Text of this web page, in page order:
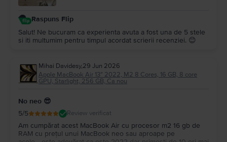
Raspuns Flip
Salut! Ne bucuram ca experienta avuta a fost una de 5 stele
si iti multumim pentru timpul acordat scrierii recenziei. 😊
Mihai Davidesy,29 Jun 2026
Apple MacBook Air 13″ 2022, M2 8 Cores, 16 GB, 8 core
GPU, Starlight, 256 GB, Ca nou
No neo 😎
5/5 Review verificat
Am cumpărat acest MacBook Air cu procesor m2 16 gb de
RAM cu prețul unui MacBook neo sau aproape pe